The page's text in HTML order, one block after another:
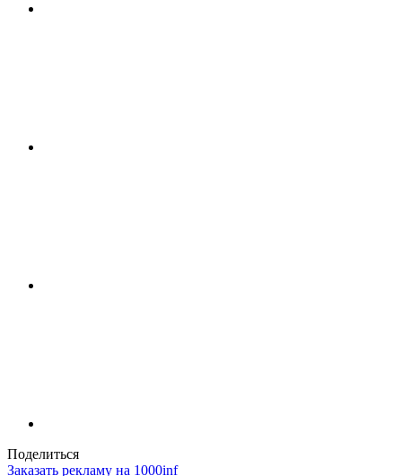
Поделиться
Заказать рекламу на 1000inf